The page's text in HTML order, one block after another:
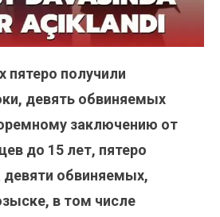
пятеро получили
девять обвиняемых
заключению от
до 15 лет, пятеро
обвиняемых,
в том числе